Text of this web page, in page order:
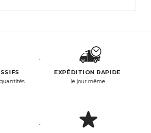
EXPÉDITION RAPIDE
le jour même